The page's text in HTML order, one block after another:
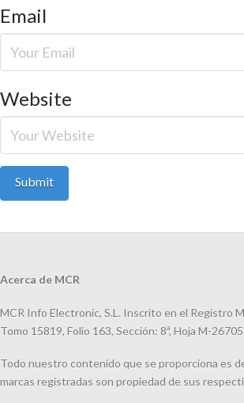
Email
Website
Acerca de MCR
MCR Info Electronic, S.L. Inscrito en el Registro
Tomo 15819, Folio 163, Sección: 8ª, Hoja M-
Todo nuestro contenido que se proporciona es
marcas registradas son propiedad de sus